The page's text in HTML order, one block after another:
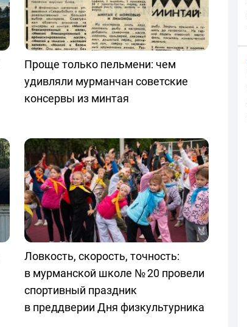
Проще только пельмени: чем
удивляли мурманчан советские
консервы из минтая
Ловкость, скорость, точность:
в мурманской школе № 20 провели
спортивный праздник
в преддверии Дня физкультурника